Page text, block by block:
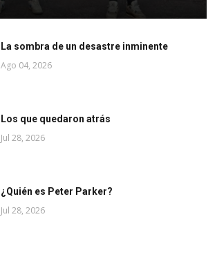
La sombra de un desastre inminente
Ago 04, 2026
Los que quedaron atrás
Jul 28, 2026
¿Quién es Peter Parker?
Jul 28, 2026